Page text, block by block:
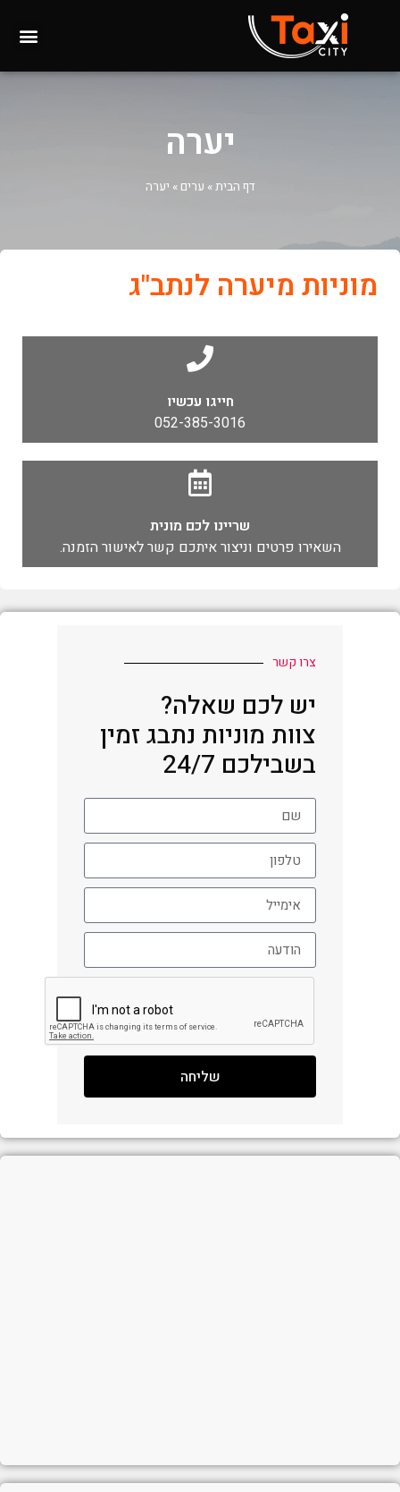
יערה
דף הבית» ערים » יערה
מוניות מיערה לנתב"ג
חייגו עכשיו
052-385-3016
שריינו לכם מונית
השאירו פרטים וניצור איתכם קשר לאישור הזמנה.
צרו קשר
יש לכם שאלה?
צוות מוניות נתבג זמין
בשבילכם 24/7
שליחה